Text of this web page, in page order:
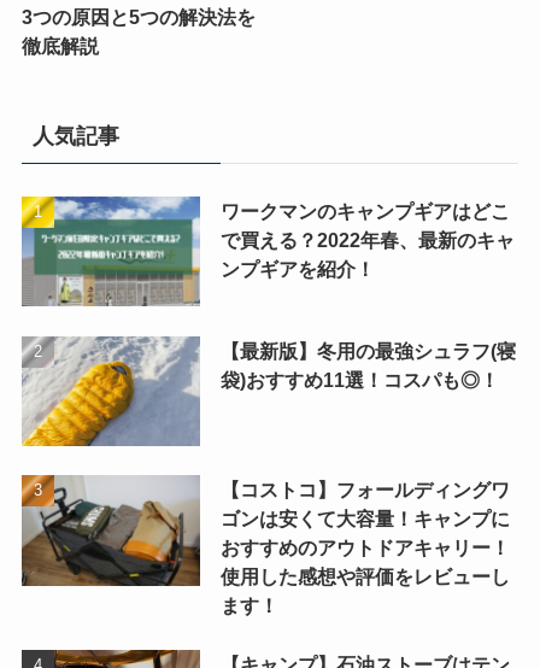
3つの原因と5つの解決法を
徹底解説
人気記事
ワークマンのキャンプギアはどこ
で買える？2022年春、最新のキャ
ンプギアを紹介！
【最新版】冬用の最強シュラフ(寝
袋)おすすめ11選！コスパも◎！
【コストコ】フォールディングワ
ゴンは安くて大容量！キャンプに
おすすめのアウトドアキャリー！
使用した感想や評価をレビューし
ます！